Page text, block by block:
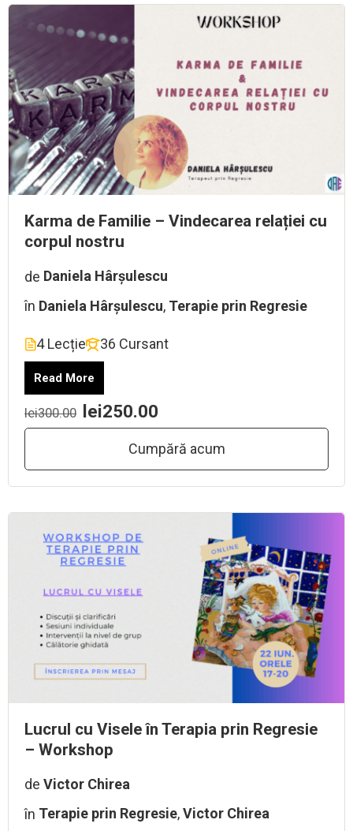
Karma de Familie – Vindecarea relației cu
corpul nostru
de Daniela Hârșulescu
în Daniela Hârșulescu, Terapie prin Regresie
4 Lecție 36 Cursant
Read More
lei300.00 lei250.00
Cumpără acum
Lucrul cu Visele în Terapia prin Regresie
– Workshop
de Victor Chirea
în Terapie prin Regresie,Victor Chirea